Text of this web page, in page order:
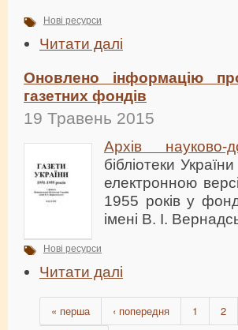
Нові ресурси
Читати далі
Оновлено інформацію
газетних фондів
19 Травень 2015
Архів науково-
бібліотеки
електронною
1955 років у
імені В. І.
Нові ресурси
Читати далі
« перша ‹ попередня 1 2